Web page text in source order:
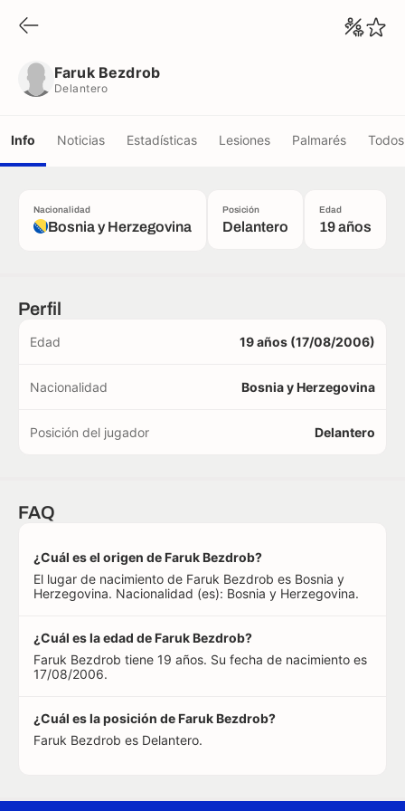
Faruk Bezdrob
Delantero
Info Noticias Estadísticas Lesiones Palmarés
Nacionalidad
Bosnia y Herzegovina
Posición
Delantero
Edad
19 años
Perfil
Edad 19 años (17/08/2006)
Nacionalidad Bosnia y Herzegovina
Posición del jugador Delantero
FAQ
¿Cuál es el origen de Faruk Bezdrob?
El lugar de nacimiento de Faruk Bezdrob es Bosnia y
Herzegovina. Nacionalidad (es): Bosnia y Herzegovina.
¿Cuál es la edad de Faruk Bezdrob?
Faruk Bezdrob tiene 19 años. Su fecha de nacimiento es
17/08/2006.
¿Cuál es la posición de Faruk Bezdrob?
Faruk Bezdrob es Delantero.